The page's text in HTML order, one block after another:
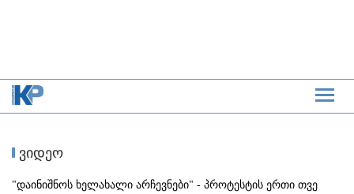
ვიდეო
"დაინიშნოს ხელახალი არჩევნები" - პროტესტის ერთი თვე